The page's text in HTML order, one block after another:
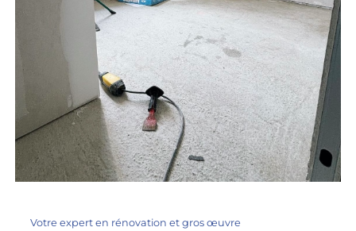
Votre expert en rénovation et gros œuvre